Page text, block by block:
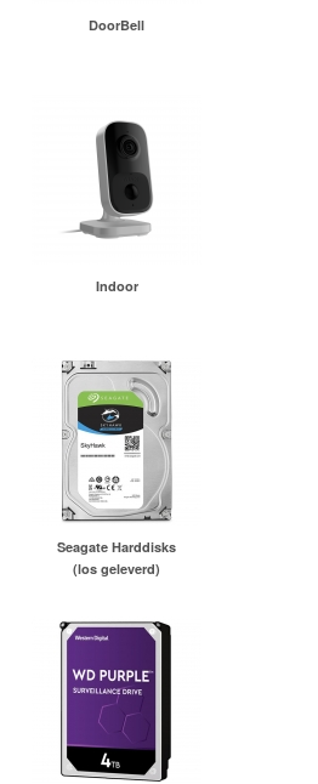
DoorBell
Indoor
Seagate Harddisks
(los geleverd)